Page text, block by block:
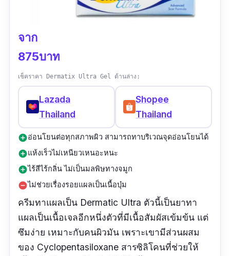
จาก
875บาท
เช็คราคา Dermatix Ultra Gel ด้านล่าง:
Lazada
Thailand
Shopee
Thailand
add_circleอ่อนโยนต่อทุกสภาพผิว สามารถทาบริเวณจุดอ่อนโยนได้
add_circleแห้งเร็วไม่เหนียวเหนอะหนะ
add_circleไร้สีไร้กลิ่น ไม่เป็นมลพิษทางจมูก
remove_circleไม่ช่วยเรื่องรอยแผลเป็นเนื้อบุ๋ม
ครีมทาแผลเป็น Dermatic Ultra ตัวนี้เป็นยาทา
แผลเป็นเนื้อเจลอีกหนึ่งตัวที่มีเนื้อสัมผัสเข้มข้น แต่
ซึมง่าย เหมาะกับคนผิวมัน เพราะเขามีส่วนผสม
ของ Cyclopentasiloxane สารซิลิโคนที่ช่วยให้